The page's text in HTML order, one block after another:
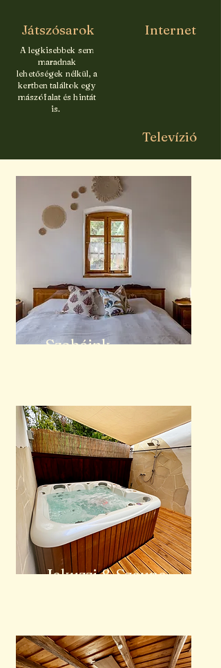
Játszósarok
A legkisebbek sem
maradnak
lehetőségek nélkül, a
kertben találtok egy
mászófalat és hintát
is.
Internet
Televízió
Szobáink
Jakuzzi & Szauna